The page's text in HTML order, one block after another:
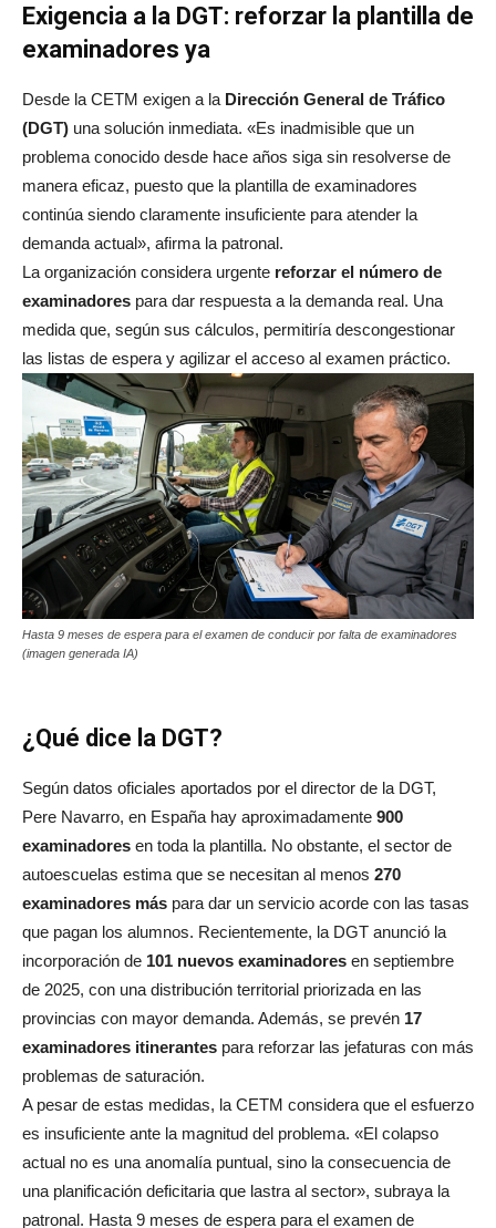
Exigencia a la DGT: reforzar la plantilla de
examinadores ya
Desde la CETM exigen a la Dirección General de Tráfico
(DGT) una solución inmediata. «Es inadmisible que un
problema conocido desde hace años siga sin resolverse de
manera eficaz, puesto que la plantilla de examinadores
continúa siendo claramente insuficiente para atender la
demanda actual», afirma la patronal.
La organización considera urgente reforzar el número de
examinadores para dar respuesta a la demanda real. Una
medida que, según sus cálculos, permitiría descongestionar
las listas de espera y agilizar el acceso al examen práctico.
Hasta 9 meses de espera para el examen de conducir por falta de examinadores
(imagen generada IA)
¿Qué dice la DGT?
Según datos oficiales aportados por el director de la DGT,
Pere Navarro, en España hay aproximadamente 900
examinadores en toda la plantilla. No obstante, el sector de
autoescuelas estima que se necesitan al menos 270
examinadores más para dar un servicio acorde con las tasas
que pagan los alumnos. Recientemente, la DGT anunció la
incorporación de 101 nuevos examinadores en septiembre
de 2025, con una distribución territorial priorizada en las
provincias con mayor demanda. Además, se prevén 17
examinadores itinerantes para reforzar las jefaturas con más
problemas de saturación.
A pesar de estas medidas, la CETM considera que el esfuerzo
es insuficiente ante la magnitud del problema. «El colapso
actual no es una anomalía puntual, sino la consecuencia de
una planificación deficitaria que lastra al sector», subraya la
patronal. Hasta 9 meses de espera para el examen de